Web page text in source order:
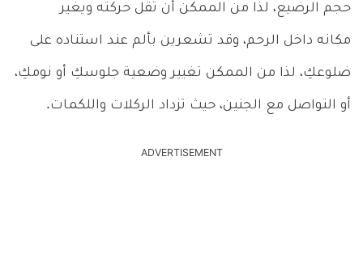
حجم الرضيع، لذا من الممكن أن تقل حركته ويغير
مكانه داخل الرحم، وقد تشعرين بألم عند استناده على
ضلوعكِ، لذا من الممكن تغيير وضعية جلوسكِ أو نومكِ،
أو التواصل مع الجنين، حيث تزداد الركلات واللكمات.
ADVERTISEMENT